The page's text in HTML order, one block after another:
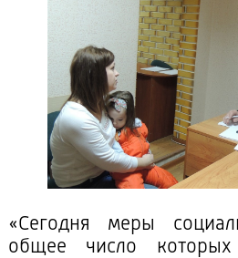
«Сегодня меры
общее число